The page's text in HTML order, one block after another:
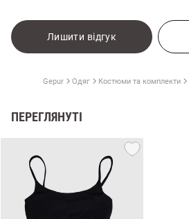
Лишити відгук
Gepur Одяг Костюми та комплекти
ПЕРЕГЛЯНУТІ